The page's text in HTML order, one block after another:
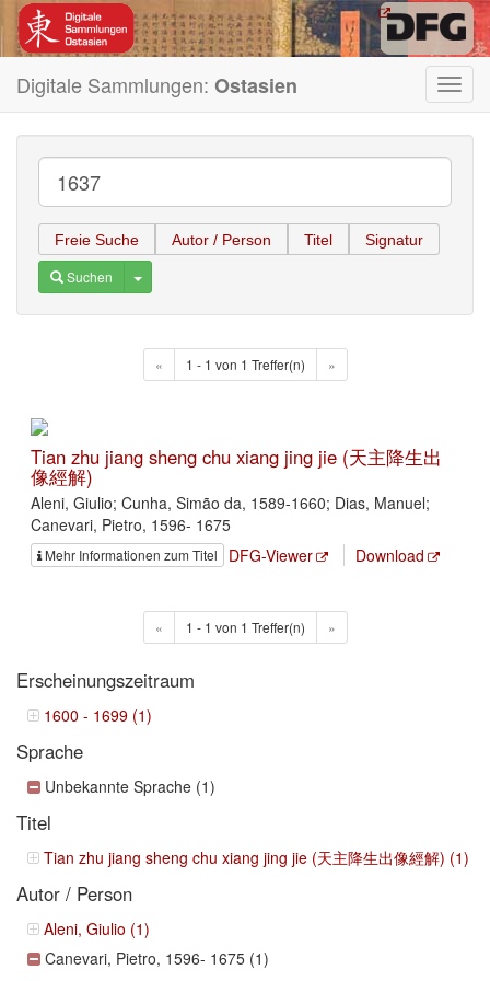
Digitale Sammlungen: Ostasien
Freie Suche Autor / Person Titel Signatur
Suchen Toggle Dropdown
« 1 - 1 von 1 Treffer(n) »
Tian zhu jiang sheng chu xiang jing jie (天主降生出
像經解)
Aleni, Giulio; Cunha, Simão da, 1589-1660; Dias, Manuel;
Canevari, Pietro, 1596- 1675
Mehr Informationen zum Titel DFG-Viewer Download
« 1 - 1 von 1 Treffer(n) »
Erscheinungszeitraum
1600 - 1699 (1)
Sprache
Unbekannte Sprache (1)
Titel
Tian zhu jiang sheng chu xiang jing jie (天主降生出像經解) (1)
Autor / Person
Aleni, Giulio (1)
Canevari, Pietro, 1596- 1675 (1)